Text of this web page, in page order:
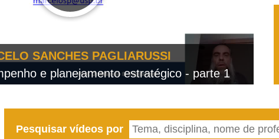
SANCHES PAGLIARUSSI
e planejamento estratégico - parte 1
Pesquisar vídeos por